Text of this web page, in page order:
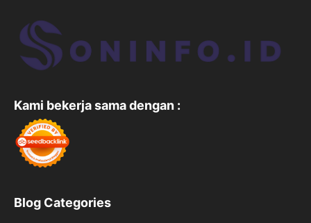
Kami bekerja sama dengan :
Blog Categories